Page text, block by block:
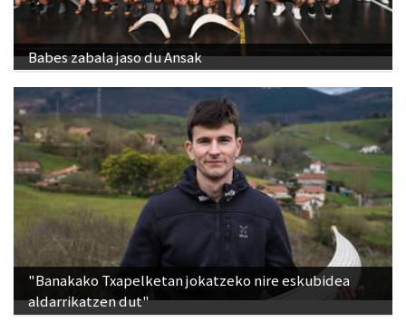
Babes zabala jaso du Ansak
"Banakako Txapelketan jokatzeko nire eskubidea
aldarrikatzen dut"